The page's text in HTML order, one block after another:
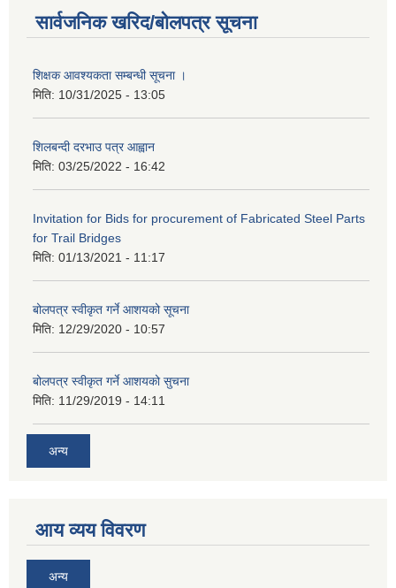
सार्वजनिक खरिद/बोलपत्र सूचना
शिक्षक आवश्यकता सम्बन्धी सूचना ।
मिति: 10/31/2025 - 13:05
शिलबन्दी दरभाउ पत्र आह्वान
मिति: 03/25/2022 - 16:42
Invitation for Bids for procurement of Fabricated Steel Parts
for Trail Bridges
मिति: 01/13/2021 - 11:17
बोलपत्र स्वीकृत गर्ने आशयको सूचना
मिति: 12/29/2020 - 10:57
बोलपत्र स्वीकृत गर्ने आशयको सुचना
मिति: 11/29/2019 - 14:11
अन्य
आय व्यय विवरण
अन्य